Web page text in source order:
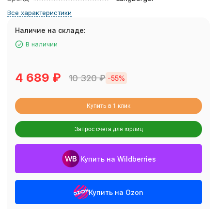
Все характеристики
Наличие на складе:
В наличии
4 689 ₽ 10 320₽ -55%
Купить в 1 клик
Запрос счета для юрлиц
Купить на Wildberries
Купить на Ozon